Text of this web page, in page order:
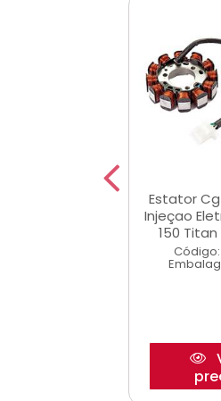
Estator
Injeçao
150 Titan
Código: